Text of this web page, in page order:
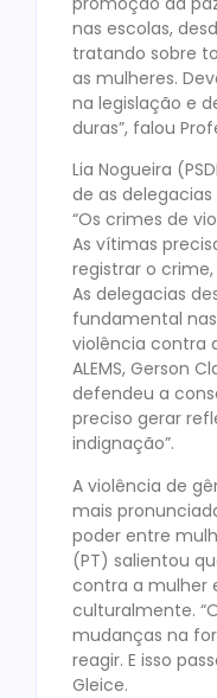
nas escolas,
tratando sobre
as mulheres.
na legislação e
duras”, falou
Lia Nogueira
de as
“Os crimes de
As vítimas
registrar o
As delegacias
fundamental
violência contra
ALEMS, Gerson
defendeu a
preciso gerar
indignação”.
A violência de
mais
poder entre
(PT) salientou
contra a mulher
culturalmente.
mudanças na
reagir. E isso
Gleice.